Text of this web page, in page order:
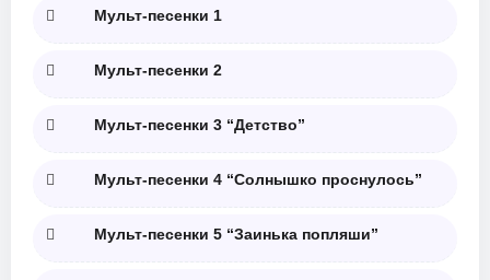
Мульт-песенки 1
Мульт-песенки 2
Мульт-песенки 3 “Детство”
Мульт-песенки 4 “Солнышко проснулось”
Мульт-песенки 5 “Заинька попляши”